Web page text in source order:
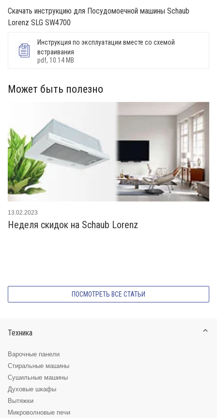
Скачать инструкцию для Посудомоечной машины Schaub
Lorenz SLG SW4700
Инструкция по эксплуатации вместе со схемой
встраивания
pdf, 10.14 MB
Может быть полезно
ПОСМОТРЕТЬ ВСЕ СТАТЬИ
Неделя скидок на Schaub Lorenz
13.02.2023
Техника
Варочные панели
Стиральные машины
Сушильные машины
Духовые шкафы
Вытяжки
Микроволновые печи